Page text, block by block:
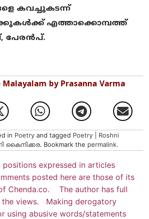
കവച്ചുകടന്ന്
എത്താക്കൊമ്പത്ത്‌
പേരൻപ്.
by Prasanna Varma
in Poetry and tagged Poetry | Roshni
കൈനിക്കര. Bookmark the permalink.
positions expressed in articles
posted here are those of its
Chenda.co. The author has full
the views. Making derogatory
using abusive words/statements